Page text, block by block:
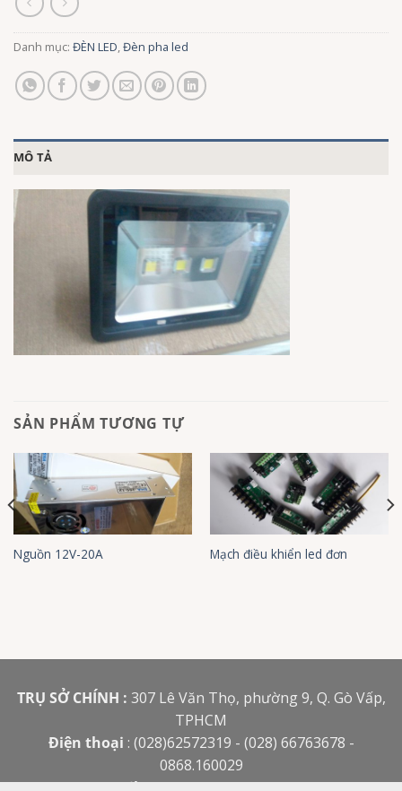
Danh mục: ĐÈN LED Đèn pha led
MÔ TẢ
SẢN PHẨM TƯƠNG TỰ
Nguồn 12V-20A Mạch điều khiển led đơn
TRỤ SỞ CHÍNH : 307 Lê Văn Thọ, phường 9, Q. Gò Vấp,
TPHCM
Điện thoại : (028)62572319 - (028) 66763678 -
0868.160029